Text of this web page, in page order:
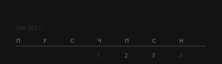
ЈУН 2017.
П У С Ч П С Н
1 2 3 4